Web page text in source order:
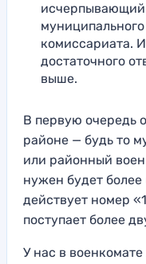
исчерпывающий
комиссариата.
достаточного
выше.
В первую очередь
районе — будь то
или районный
нужен будет
действует номер
поступает более
У нас в